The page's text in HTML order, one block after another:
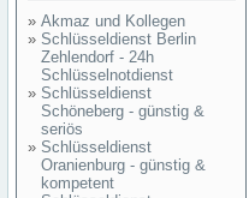
» Akmaz und Kollegen
» Schlüsseldienst Berlin
Zehlendorf - 24h
Schlüsselnotdienst
» Schlüsseldienst
Schöneberg - günstig &
seriös
» Schlüsseldienst
Oranienburg - günstig &
kompetent